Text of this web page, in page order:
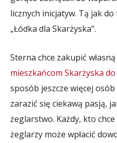
licznych inicjatyw. Tą jak
„Łódka dla Skarżyska”.
Sterna chce zakupić
mieszkańcom Skarżyska
sposób jeszcze więcej
zarazić się ciekawą pasją,
żeglarstwo. Każdy, kto
żeglarzy może wpłacić